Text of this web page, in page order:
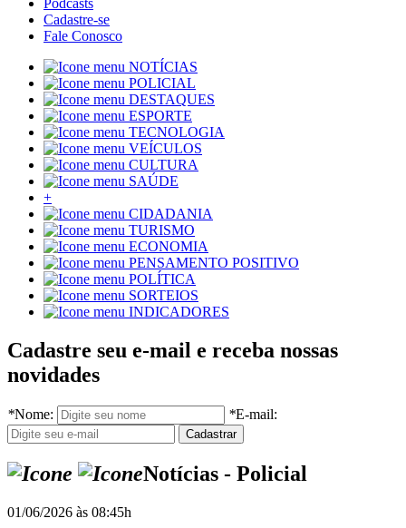
Podcasts
Cadastre-se
Fale Conosco
NOTÍCIAS
POLICIAL
DESTAQUES
ESPORTE
TECNOLOGIA
VEÍCULOS
CULTURA
SAÚDE
+
CIDADANIA
TURISMO
ECONOMIA
PENSAMENTO POSITIVO
POLÍTICA
SORTEIOS
INDICADORES
Cadastre seu e-mail e receba nossas
novidades
*Nome: *E-mail:
Notícias - Policial
01/06/2026 às 08:45h